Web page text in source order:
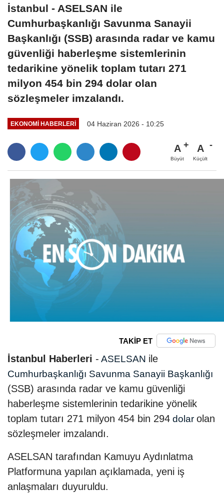
İstanbul - ASELSAN ile
Cumhurbaşkanlığı Savunma Sanayii
Başkanlığı (SSB) arasında radar ve kamu
güvenliği haberleşme sistemlerinin
tedarikine yönelik toplam tutarı 271
milyon 454 bin 294 dolar olan
sözleşmeler imzalandı.
EKONOMI HABERLERI 04 Haziran 2026 - 10:25
A
Büyüt
A
Küçült
TAKİP ET
İstanbul Haberleri - ASELSAN ile
Cumhurbaşkanlığı Savunma Sanayii Başkanlığı
(SSB) arasında radar ve kamu güvenliği
haberleşme sistemlerinin tedarikine yönelik
toplam tutarı 271 milyon 454 bin 294 dolar olan
sözleşmeler imzalandı.
ASELSAN tarafından Kamuyu Aydınlatma
Platformuna yapılan açıklamada, yeni iş
anlaşmaları duyuruldu.